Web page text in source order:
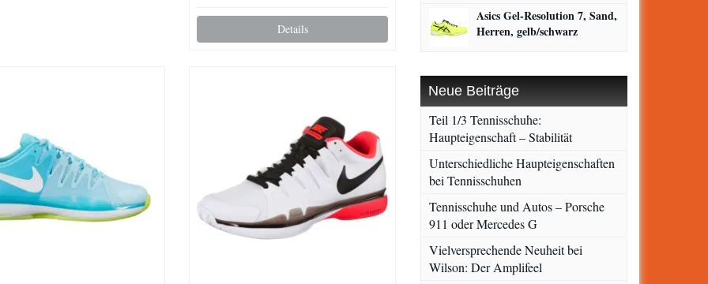
Details
Asics Gel-Resolution 7, Sand,
Herren, gelb/schwarz
Neue Beiträge
Teil 1/3 Tennisschuhe:
Haupteigenschaft – Stabilität
Unterschiedliche Haupteigenschaften
bei Tennisschuhen
Tennisschuhe und Autos – Porsche
911 oder Mercedes G
Vielversprechende Neuheit bei
Wilson: Der Amplifeel